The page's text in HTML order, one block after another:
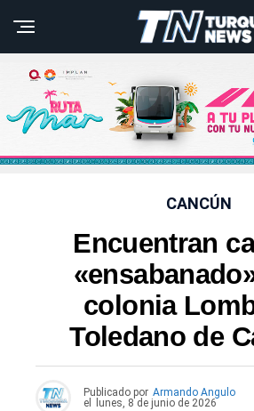
CANCÚN
Encuentran
colonia
Toledano de
Publicado por Armando Angulo
el
lunes, 8 de junio de 2026